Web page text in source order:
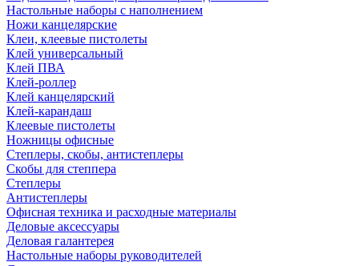
Настольные наборы с наполнением
Ножи канцелярские
Клеи, клеевые пистолеты
Клей универсальный
Клей ПВА
Клей-роллер
Клей канцелярский
Клей-карандаш
Клеевые пистолеты
Ножницы офисные
Степлеры, скобы, антистеплеры
Скобы для степпера
Степлеры
Антистеплеры
Офисная техника и расходные материалы
Деловые аксессуары
Деловая галантерея
Настольные наборы руководителей